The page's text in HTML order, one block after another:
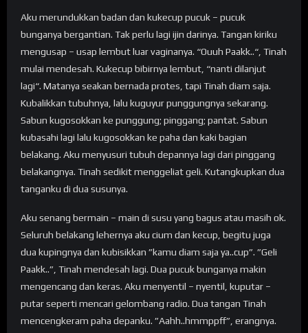
Aku merundukkan badan dan kukecup pucuk – pucuk
bunganya bergantian. Tak perlu lagi ijin darinya. Tangan kiriku
mengusap – usap lembut luar vaginanya. “Ouuh Paakk..“, Tinah
mulai mendesah. Kukecup bibirnya lembut, “nanti dilanjut
lagi“. Matanya seakan bernada protes, tapi Tinah diam saja.
Kubalikkan tubuhnya, lalu kuguyur punggungnya sekarang.
Sabun kugosokkan ke punggung; pinggang; pantat. Sabun
kubasahi lagi lalu kugosokkan ke paha dan kaki bagian
belakang. Aku menyusuri tubuh depannya lagi dari pinggang
belakangnya. Tinah sedikit menggeliat geli. Kutangkupkan dua
tanganku di dua susunya.
Aku senang bermain – main di susu yang bagus atau masih ok.
Seluruh belakang lehernya aku cium dan kecup, begitu juga
dua kupingnya dan kubisikkan ”kamu diam saja ya..cup”. ”Geli
Paakk..”, Tinah mendesah lagi. Dua pucuk bunganya makin
mengencang dan keras. Aku menyentil – nyentil, kuputar –
putar seperti mencari gelombang radio. Dua tangan Tinah
mencengkeram paha depanku. ”Aahh..hmmppff”, erangnya.